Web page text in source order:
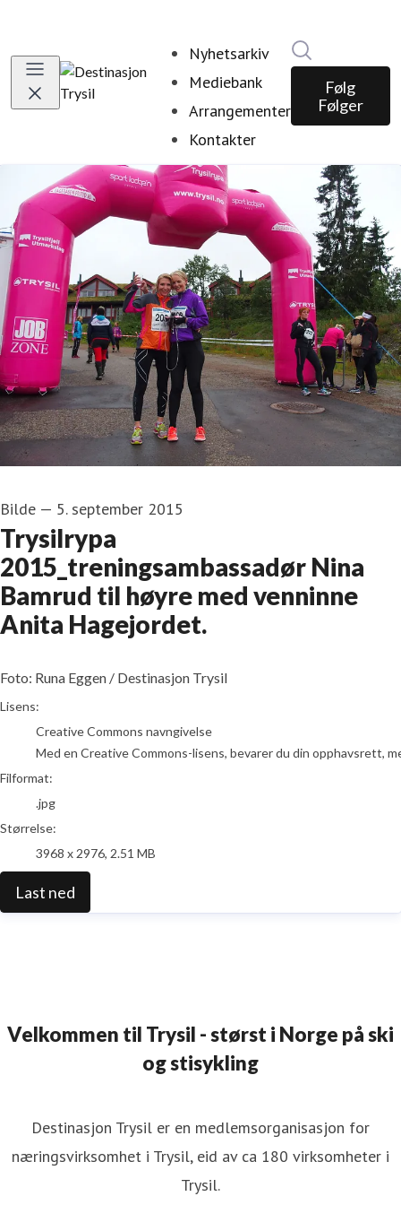
Nyhetsarkiv
Mediebank
Arrangementer
Kontakter
Følg
Følger
Bilde — 5. september 2015
Trysilrypa
2015_treningsambassadør Nina
Bamrud til høyre med venninne
Anita Hagejordet.
Foto: Runa Eggen / Destinasjon Trysil
go to media item
Lisens:
Creative Commons navngivelse
Med en Creative Commons-lisens, bevarer du din opphavsrett,
Filformat:
.jpg
Størrelse:
3968 x 2976, 2.51 MB
Last ned
Velkommen til Trysil - størst i Norge på ski
og stisykling
Destinasjon Trysil er en medlemsorganisasjon for
næringsvirksomhet i Trysil, eid av ca 180 virksomheter i
Trysil.